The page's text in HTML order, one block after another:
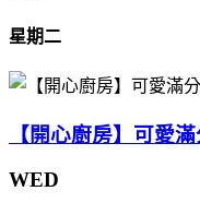
星期二
【開心廚房】可愛
WED